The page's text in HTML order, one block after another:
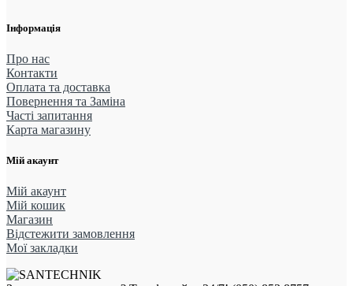
Інформація
Про нас
Контакти
Оплата та доставка
Повернення та Заміна
Часті запитання
Карта магазину
Мій акаунт
Мій акаунт
Мій кошик
Магазин
Відстежити замовлення
Мої закладки